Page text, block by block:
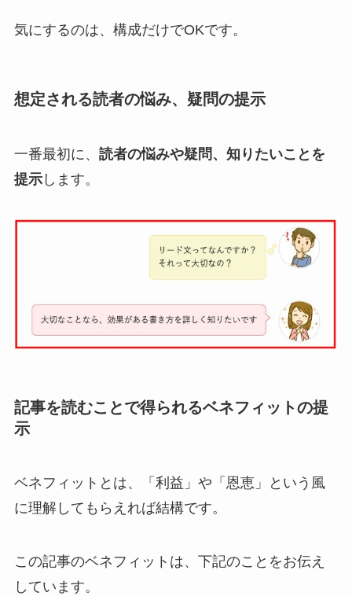
気にするのは、構成だけでOKです。
想定される読者の悩み、疑問の提示
一番最初に、 読者の悩みや疑問、知りたいことを
提示します。
記事を読むことで得られるベネフィットの提
示
ベネフィットとは、「利益」や「恩恵」という風
に理解してもらえれば結構です。
この記事のベネフィットは、下記のことをお伝え
しています。